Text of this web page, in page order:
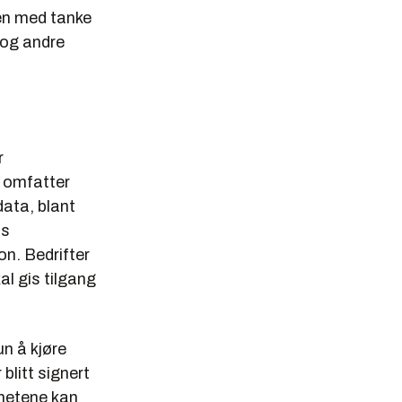
med tanke
andre
omfatter
blant
Bedrifter
gis tilgang
å kjøre
blitt signert
kan